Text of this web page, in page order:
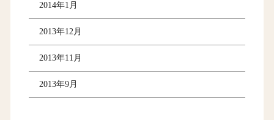
2014年1月
2013年12月
2013年11月
2013年9月